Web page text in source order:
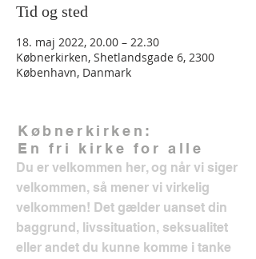
Tid og sted
18. maj 2022, 20.00 – 22.30
Købnerkirken, Shetlandsgade 6, 2300
København, Danmark
Købnerkirken:
En fri kirke for alle
Du er velkommen her, og når vi siger
velkommen, så mener vi virkelig
velkommen! Det gælder uanset din
baggrund, livssituation, seksualitet
eller andet du kunne komme i tanke